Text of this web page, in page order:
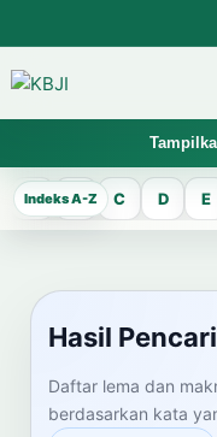
KBJI WORKSPACE
Hasil
Temukan lema Jawa
mengelola data Kamus
CARI LEMA JAWA
Masukkan
A B C D E
Hasil
Daftar lema dan
berdasarkan kata